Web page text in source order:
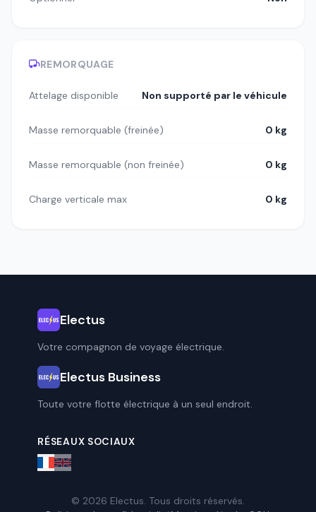
REMORQUAGE
Attelage disponible Non supporté par le véhicule
Masse remorquable (freinée) 0 kg
Masse remorquable (non freinée) 0 kg
Charge verticale max 0 kg
Electus
Votre compagnon de voyage électrique.
Electus Business
Toute votre flotte électrique à un seul endroit.
RÉSEAUX SOCIAUX
© 2026 Electus. Tous droits réservés.